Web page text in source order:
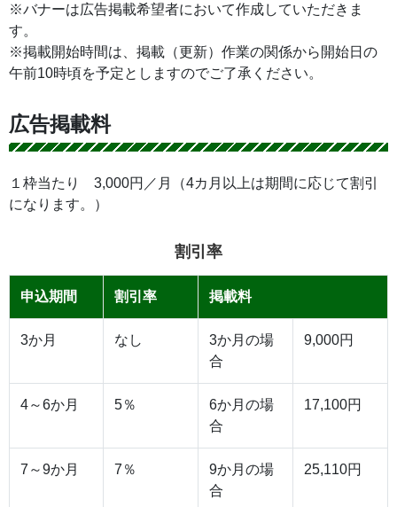
※バナーは広告掲載希望者において作成していただきま
す。
※掲載開始時間は、掲載（更新）作業の関係から開始日の
午前10時頃を予定としますのでご了承ください。
広告掲載料
１枠当たり 3,000円／月（4カ月以上は期間に応じて割引
になります。）
割引率
申込期間 割引率 掲載料
3か月 なし
3か月の場
合
9,000円
4～6か月 5％
6か月の場
合
17,100円
7～9か月 7％
9か月の場
合
25,110円